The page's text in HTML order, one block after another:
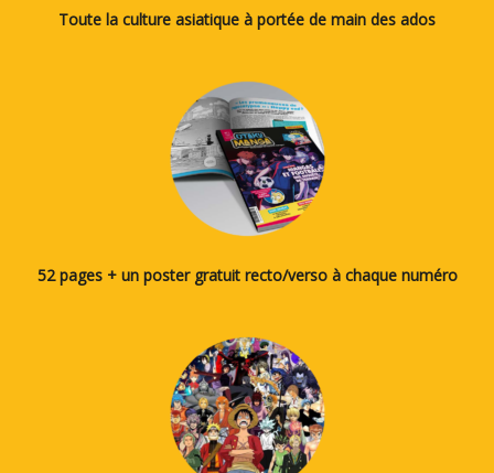
Toute la culture asiatique à portée de main des ados
52 pages + un poster gratuit recto/verso à chaque numéro